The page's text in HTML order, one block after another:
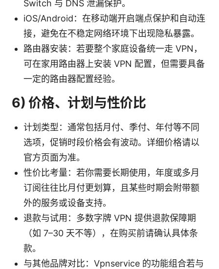
Switch 与 DNS 泄漏保护。
iOS/Android：在移动端开启端点保护和自动连
接，避免在不稳定网络环境下出现隐私暴露。
路由器安装：若要整个家庭设备统一走 VPN，
可在家用路由器上安装 VPN 配置，但需要具备
一定的路由器配置经验。
6) 价格、计划与性价比
计划类型：通常包括月付、季付、年付等不同
选项，促销时段价格会有波动。详细价格请以
官方页面为准。
性价比考量：若你需要长期使用，年度或多月
订阅往往比月付更划算，且某些时期会附带额
外的服务或设备支持。
退款与试用：多数字牌 VPN 提供退款保障期
（如 7–30 天不等），在购买前请确认具体条
款。
与其他品牌对比：Vpnservice 的功能组合若与